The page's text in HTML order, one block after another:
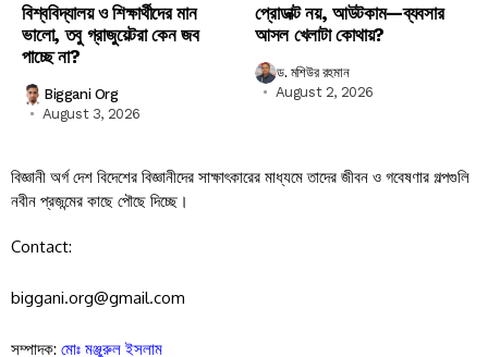
বিশ্ববিদ্যালয় ও শিক্ষার্থীদের মান
ভালো, তবু গ্রাজুয়েটরা কেন জব
পাচ্ছে না?
Biggani Org
August 3, 2026
প্রোডাক্ট নয়, আউটকাম—ব্যবসার
আসল খেলাটা কোথায়?
ড. মশিউর রহমান
August 2, 2026
বিজ্ঞানী অর্গ দেশ বিদেশের বিজ্ঞানীদের সাক্ষাৎকারের মাধ্যমে তাদের জীবন ও গবেষণার গল্পগুলি
নবীন প্রজন্মের কাছে পৌছে দিচ্ছে।
Contact:
biggani.org@gmail.com
সম্পাদক: মোঃ মঞ্জুরুল ইসলাম